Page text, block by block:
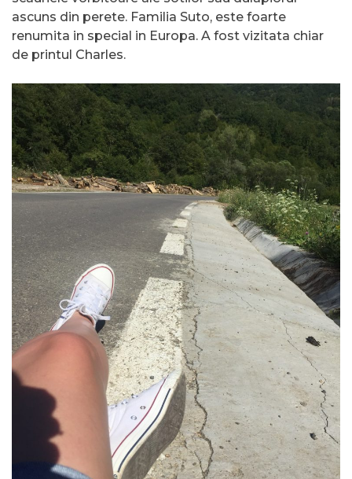
ascuns din perete. Familia Suto, este foarte
renumita in special in Europa. A fost vizitata chiar
de printul Charles.